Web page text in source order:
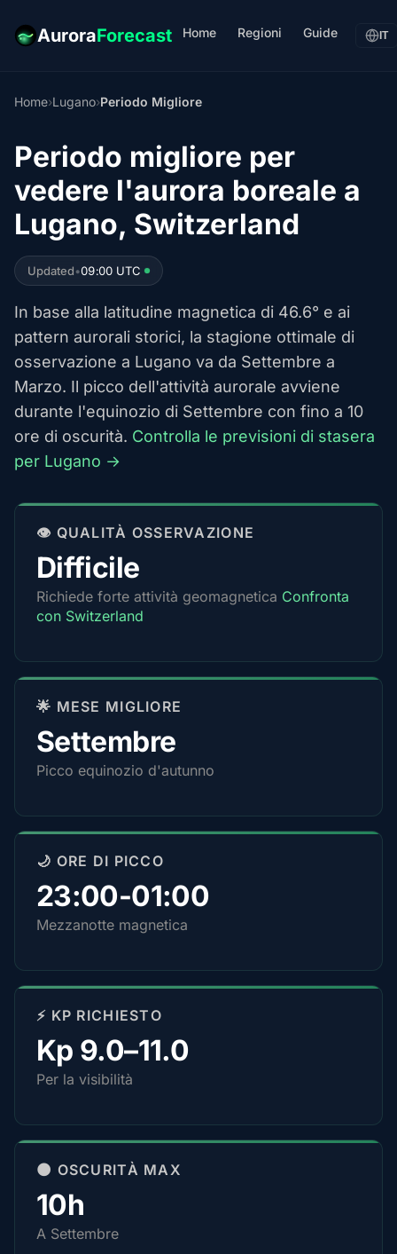
AuroraForecast Home Regioni Guide IT
Home›Lugano›Periodo Migliore
Periodo migliore per
vedere l'aurora boreale a
Lugano, Switzerland
Updated•09:00 UTC
In base alla latitudine magnetica di 46.6° e ai
pattern aurorali storici, la stagione ottimale di
osservazione a Lugano va da Settembre a
Marzo. Il picco dell'attività aurorale avviene
durante l'equinozio di Settembre con fino a 10
ore di oscurità. Controlla le previsioni di stasera
per Lugano →
👁️ QUALITÀ OSSERVAZIONE
Difficile
Richiede forte attività geomagnetica Confronta
con Switzerland
🌟 MESE MIGLIORE
Settembre
Picco equinozio d'autunno
🌙 ORE DI PICCO
23:00-01:00
Mezzanotte magnetica
⚡ KP RICHIESTO
Kp 9.0–11.0
Per la visibilità
🌑 OSCURITÀ MAX
10h
A Settembre